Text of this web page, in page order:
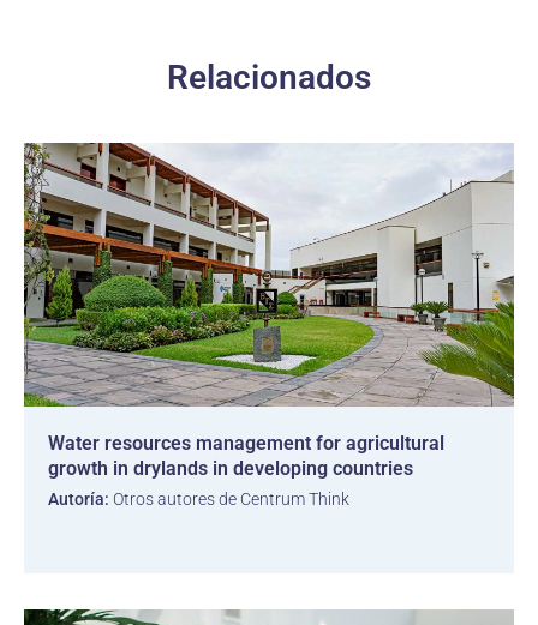
Relacionados
Water resources management for agricultural
growth in drylands in developing countries
Autoría: Otros autores de Centrum Think